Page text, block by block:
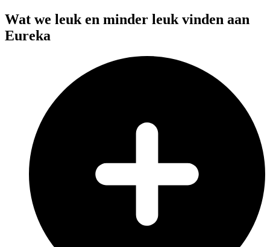
Wat we leuk en minder leuk vinden aan
Eureka